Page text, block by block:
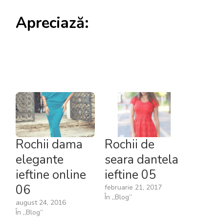
Apreciază:
Rochii dama
elegante
ieftine online
06
august 24, 2016
În „Blog”
Rochii de
seara dantela
ieftine 05
februarie 21, 2017
În „Blog”